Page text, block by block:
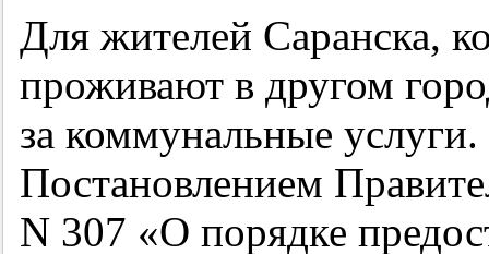
Для жителей Саранска,
проживают в другом
за коммунальные
Постановлением
N 307 «О порядке